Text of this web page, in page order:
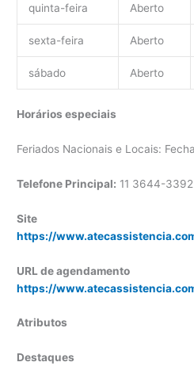
quinta-feira Aberto
sexta-feira Aberto
sábado Aberto
Horários especiais
Feriados Nacionais e Locais:
Telefone Principal: 11 3644-3392
Site
https://
URL de agendamento
https://
Atributos
Destaques